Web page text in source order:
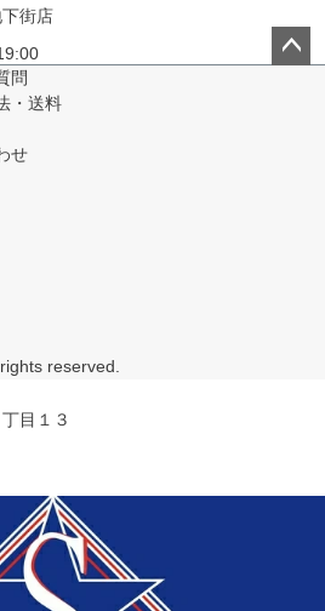
街店
スのためクローズ）
９先
ア 札幌 ル・トロワ店
目１３
問
・送料
せ
reserved.